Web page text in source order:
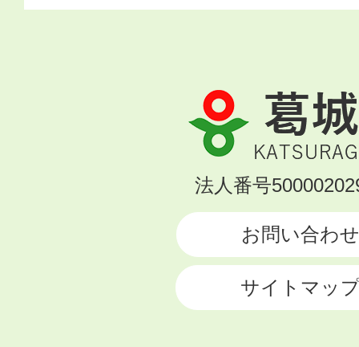
葛
城
市
KATSURAGI
法人番号
お問い合わせ
サイトマッ